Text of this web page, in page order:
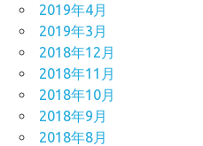
2019年4月
2019年3月
2018年12月
2018年11月
2018年10月
2018年9月
2018年8月